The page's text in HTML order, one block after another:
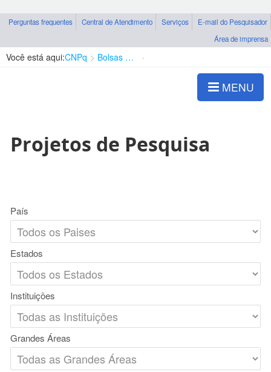
Perguntas frequentes Central de Atendimento Serviços
E-mail do Pesquisador
Área de imprensa
Você está aqui:CNPq Bolsas e Auxílios Vigentes
MENU
Projetos de Pesquisa
País
Estados
Instituições
Grandes Áreas